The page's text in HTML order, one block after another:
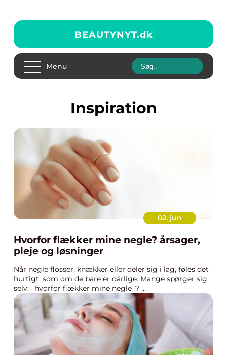
BEAUTYNYT.dk
Menu
inspiration
02. jun
Hvorfor flækker mine negle? årsager,
pleje og løsninger
Når negle flosser, knækker eller deler sig i lag, føles det
hurtigt, som om de bare er dårlige. Mange spørger sig
selv: _hvorfor flækker mine negle_? ...